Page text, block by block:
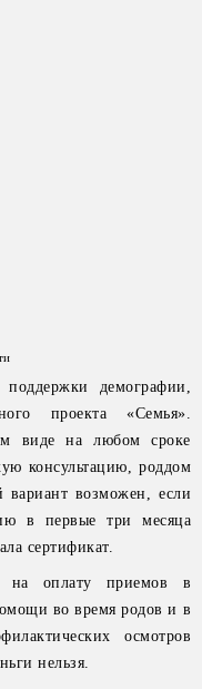
демографии,
проекта «Семья».
виде на любом сроке
консультацию, роддом
возможен, если
в первые три месяца
сертификат.
на оплату приемов в
во время родов и в
осмотров
нельзя.